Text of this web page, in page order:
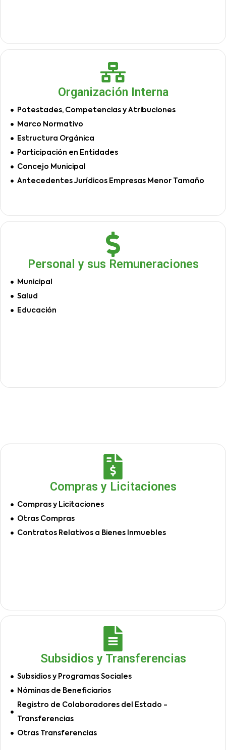
Organización Interna
Potestades, Competencias y Atribuciones
Marco Normativo
Estructura Orgánica
Participación en Entidades
Concejo Municipal
Antecedentes Jurídicos Empresas Menor Tamaño
Personal y sus Remuneraciones
Municipal
Salud
Educación
Compras y Licitaciones
Compras y Licitaciones
Otras Compras
Contratos Relativos a Bienes Inmuebles
Subsidios y Transferencias
Subsidios y Programas Sociales
Nóminas de Beneficiarios
Registro de Colaboradores del Estado -
Transferencias
Otras Transferencias